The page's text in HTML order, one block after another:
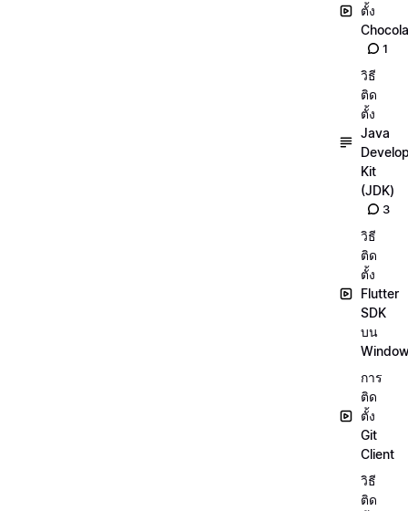
ตั้ง
1
วิธี
ติด
ตั้ง
Java
Kit
(JDK)
3
วิธี
ติด
ตั้ง
Flutter
SDK
บน
การ
ติด
ตั้ง
Git
Client
วิธี
ติด